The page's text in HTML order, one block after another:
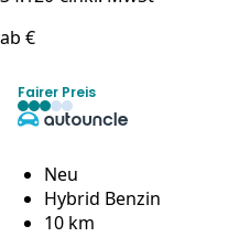
ab €
Fairer Preis
Neu
Hybrid Benzin
10 km